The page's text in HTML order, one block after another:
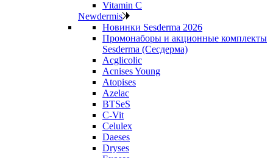
Vitamin C
Newdermis
Новинки Sesderma 2026
Промонаборы и акционные комплекты
Sesderma (Сесдерма)
Acglicolic
Acnises Young
Atopises
Azelac
BTSeS
C‑Vit
Celulex
Daeses
Dryses